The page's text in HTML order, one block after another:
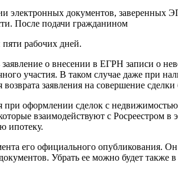
электронных документов,
После подачи гражданином
рабочих дней.
о внесении в ЕГРН записи о
участия. В таком случае даже при
заявления на совершение сделки
при оформлении сделок с
взаимодействуют с Росреестром
ипотеку.
его официального опубликования.
Убрать ее можно будет